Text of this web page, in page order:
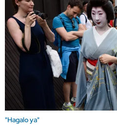
"Hagalo ya"